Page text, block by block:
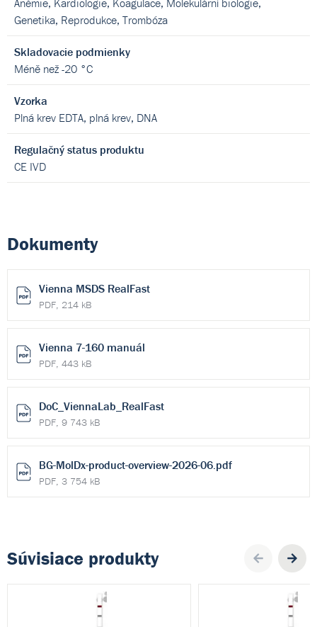
Anémie, Kardiologie, Koagulace, Molekulární biologie,
Genetika, Reprodukce, Trombóza
Skladovacie podmienky
Méně než -20 °C
Vzorka
Plná krev EDTA, plná krev, DNA
Regulačný status produktu
CE IVD
Dokumenty
Vienna MSDS RealFast
PDF, 214 kB
Vienna 7-160 manuál
PDF, 443 kB
DoC_ViennaLab_RealFast
PDF, 9 743 kB
BG-MolDx-product-overview-2026-06.pdf
PDF, 3 754 kB
Súvisiace produkty